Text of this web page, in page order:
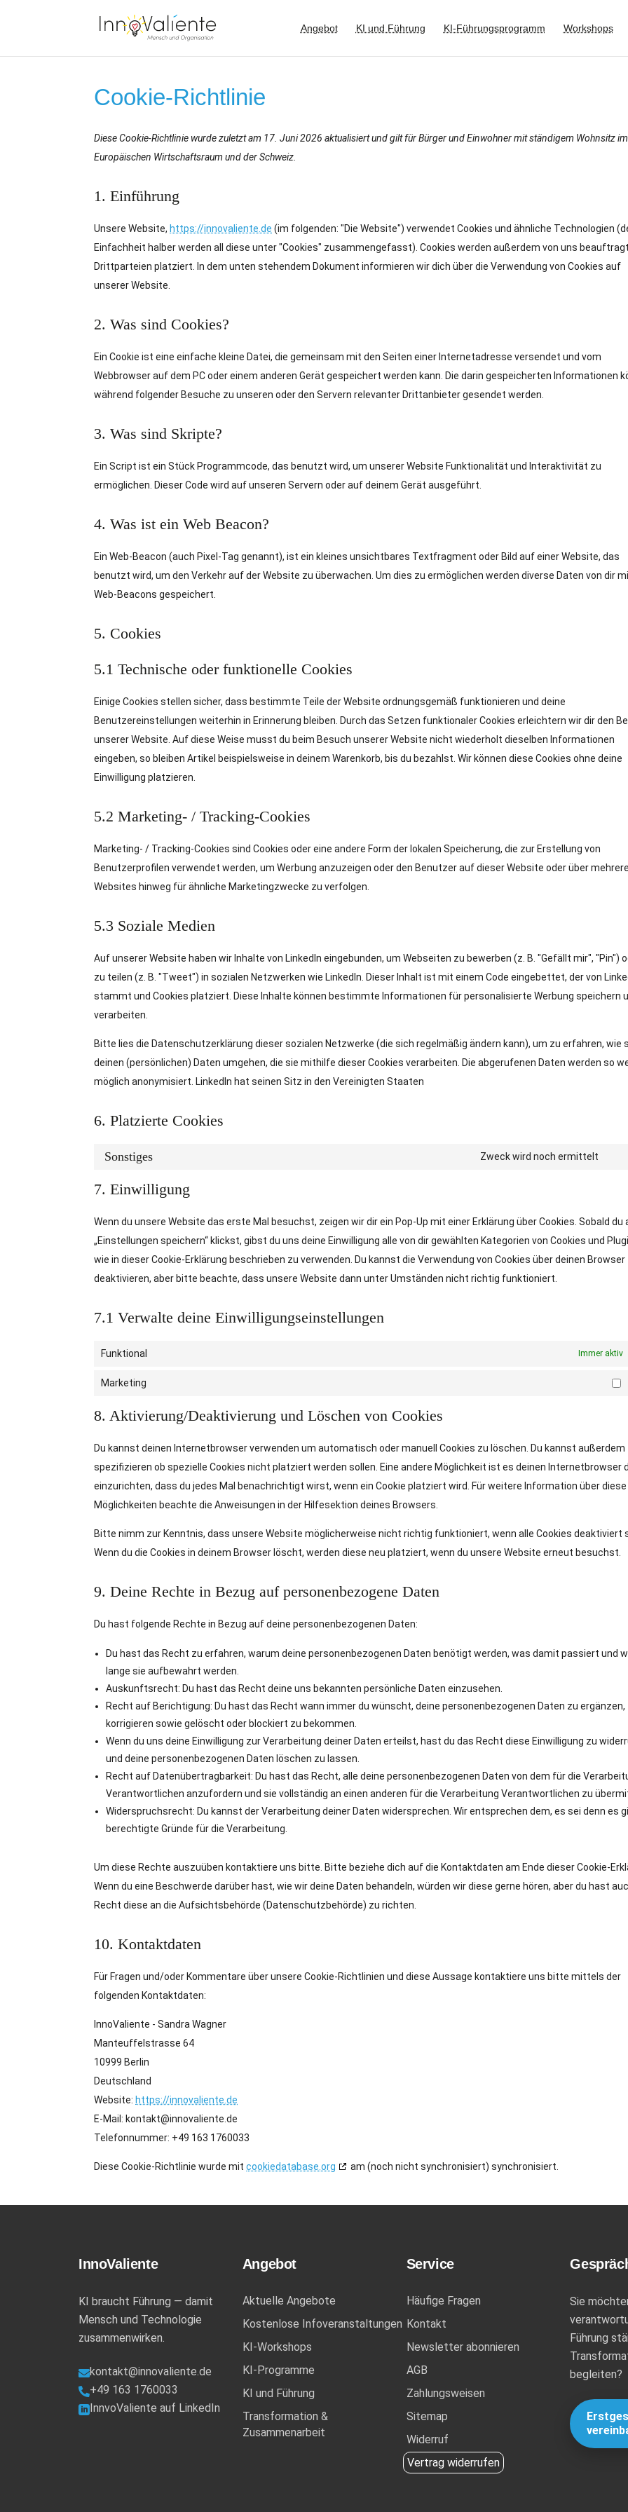
Angebot KI und Führung KI-Führungsprogramm Workshops
Cookie-Richtlinie
Diese Cookie-Richtlinie wurde zuletzt am 17. Juni 2026 aktualisiert und gilt für Bürger und Einwohner mit ständigem Wohnsitz im
Europäischen Wirtschaftsraum und der Schweiz.
1. Einführung
Unsere Website, https://innovaliente.de (im folgenden: "Die Website") verwendet Cookies und ähnliche Technologien
Einfachheit halber werden all diese unter "Cookies" zusammengefasst). Cookies werden außerdem von uns
Drittparteien platziert. In dem unten stehendem Dokument informieren wir dich über die Verwendung von Cookies auf
unserer Website.
2. Was sind Cookies?
Ein Cookie ist eine einfache kleine Datei, die gemeinsam mit den Seiten einer Internetadresse versendet und vom
Webbrowser auf dem PC oder einem anderen Gerät gespeichert werden kann. Die darin gespeicherten Informationen
während folgender Besuche zu unseren oder den Servern relevanter Drittanbieter gesendet werden.
3. Was sind Skripte?
Ein Script ist ein Stück Programmcode, das benutzt wird, um unserer Website Funktionalität und Interaktivität zu
ermöglichen. Dieser Code wird auf unseren Servern oder auf deinem Gerät ausgeführt.
4. Was ist ein Web Beacon?
Ein Web-Beacon (auch Pixel-Tag genannt), ist ein kleines unsichtbares Textfragment oder Bild auf einer Website, das
benutzt wird, um den Verkehr auf der Website zu überwachen. Um dies zu ermöglichen werden diverse Daten von dir
Web-Beacons gespeichert.
5. Cookies
5.1 Technische oder funktionelle Cookies
Einige Cookies stellen sicher, dass bestimmte Teile der Website ordnungsgemäß funktionieren und deine
Benutzereinstellungen weiterhin in Erinnerung bleiben. Durch das Setzen funktionaler Cookies erleichtern wir dir den
unserer Website. Auf diese Weise musst du beim Besuch unserer Website nicht wiederholt dieselben Informationen
eingeben, so bleiben Artikel beispielsweise in deinem Warenkorb, bis du bezahlst. Wir können diese Cookies ohne deine
Einwilligung platzieren.
5.2 Marketing- / Tracking-Cookies
Marketing- / Tracking-Cookies sind Cookies oder eine andere Form der lokalen Speicherung, die zur Erstellung von
Benutzerprofilen verwendet werden, um Werbung anzuzeigen oder den Benutzer auf dieser Website oder über mehrere
Websites hinweg für ähnliche Marketingzwecke zu verfolgen.
5.3 Soziale Medien
Auf unserer Website haben wir Inhalte von LinkedIn eingebunden, um Webseiten zu bewerben (z. B. "Gefällt mir", "Pin")
zu teilen (z. B. "Tweet") in sozialen Netzwerken wie LinkedIn. Dieser Inhalt ist mit einem Code eingebettet, der von
stammt und Cookies platziert. Diese Inhalte können bestimmte Informationen für personalisierte Werbung speichern
verarbeiten.
Bitte lies die Datenschutzerklärung dieser sozialen Netzwerke (die sich regelmäßig ändern kann), um zu erfahren, wie
deinen (persönlichen) Daten umgehen, die sie mithilfe dieser Cookies verarbeiten. Die abgerufenen Daten werden so
möglich anonymisiert. LinkedIn hat seinen Sitz in den Vereinigten Staaten
6. Platzierte Cookies
Sonstiges Zweck wird noch ermittelt
7. Einwilligung
Wenn du unsere Website das erste Mal besuchst, zeigen wir dir ein Pop-Up mit einer Erklärung über Cookies. Sobald du
„Einstellungen speichern“ klickst, gibst du uns deine Einwilligung alle von dir gewählten Kategorien von Cookies und
wie in dieser Cookie-Erklärung beschrieben zu verwenden. Du kannst die Verwendung von Cookies über deinen Browser
deaktivieren, aber bitte beachte, dass unsere Website dann unter Umständen nicht richtig funktioniert.
7.1 Verwalte deine Einwilligungseinstellungen
Funktional Immer aktiv
Marketing
8. Aktivierung/Deaktivierung und Löschen von Cookies
Du kannst deinen Internetbrowser verwenden um automatisch oder manuell Cookies zu löschen. Du kannst außerdem
spezifizieren ob spezielle Cookies nicht platziert werden sollen. Eine andere Möglichkeit ist es deinen Internetbrowser
einzurichten, dass du jedes Mal benachrichtigt wirst, wenn ein Cookie platziert wird. Für weitere Information über diese
Möglichkeiten beachte die Anweisungen in der Hilfesektion deines Browsers.
Bitte nimm zur Kenntnis, dass unsere Website möglicherweise nicht richtig funktioniert, wenn alle Cookies deaktiviert
Wenn du die Cookies in deinem Browser löscht, werden diese neu platziert, wenn du unsere Website erneut besuchst.
9. Deine Rechte in Bezug auf personenbezogene Daten
Du hast folgende Rechte in Bezug auf deine personenbezogenen Daten:
Du hast das Recht zu erfahren, warum deine personenbezogenen Daten benötigt werden, was damit passiert und
lange sie aufbewahrt werden.
Auskunftsrecht: Du hast das Recht deine uns bekannten persönliche Daten einzusehen.
Recht auf Berichtigung: Du hast das Recht wann immer du wünscht, deine personenbezogenen Daten zu ergänzen,
korrigieren sowie gelöscht oder blockiert zu bekommen.
Wenn du uns deine Einwilligung zur Verarbeitung deiner Daten erteilst, hast du das Recht diese Einwilligung zu
und deine personenbezogenen Daten löschen zu lassen.
Recht auf Datenübertragbarkeit: Du hast das Recht, alle deine personenbezogenen Daten von dem für die
Verantwortlichen anzufordern und sie vollständig an einen anderen für die Verarbeitung Verantwortlichen zu
Widerspruchsrecht: Du kannst der Verarbeitung deiner Daten widersprechen. Wir entsprechen dem, es sei denn es
berechtigte Gründe für die Verarbeitung.
Um diese Rechte auszuüben kontaktiere uns bitte. Bitte beziehe dich auf die Kontaktdaten am Ende dieser Cookie-
Wenn du eine Beschwerde darüber hast, wie wir deine Daten behandeln, würden wir diese gerne hören, aber du hast
Recht diese an die Aufsichtsbehörde (Datenschutzbehörde) zu richten.
10. Kontaktdaten
Für Fragen und/oder Kommentare über unsere Cookie-Richtlinien und diese Aussage kontaktiere uns bitte mittels der
folgenden Kontaktdaten:
InnoValiente - Sandra Wagner
Manteuffelstrasse 64
10999 Berlin
Deutschland
Website: https://innovaliente.de
E-Mail: kontakt@innovaliente.de
Telefonnummer: +49 163 1760033
Diese Cookie-Richtlinie wurde mitcookiedatabase.org am (noch nicht synchronisiert) synchronisiert.
InnoValiente
KI braucht Führung — damit
Mensch und Technologie
zusammenwirken.
kontakt@innovaliente.de
+49 163 1760033
 InnvoValiente auf LinkedIn
Angebot
Aktuelle Angebote
Kostenlose Infoveranstaltungen
KI-Workshops
KI-Programme
KI und Führung
Transformation &
Zusammenarbeit
Service
Häufige Fragen
Kontakt
Newsletter abonnieren
AGB
Zahlungsweisen
Sitemap
Widerruf
Vertrag widerrufen
Sie
Führung
begleiten?